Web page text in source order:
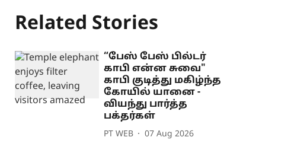
Related Stories
“பேஸ் பேஸ் பில்டர்
காபி என்ன சுவை"
காபி குடித்து மகிழ்ந்த
கோயில் யானை -
வியந்து பார்த்த
பக்தர்கள்
PT WEB 07 Aug 2026